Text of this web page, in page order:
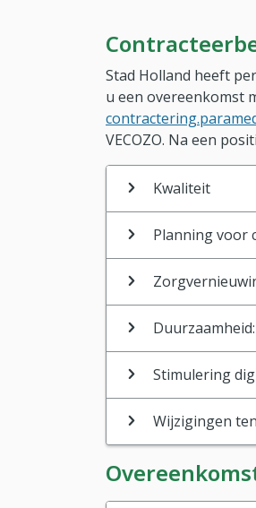
Stad Holland heeft
u een overeenkomst
VECOZO. Na een
Kwaliteit
Planning voor
Stimulering
Wijzigingen